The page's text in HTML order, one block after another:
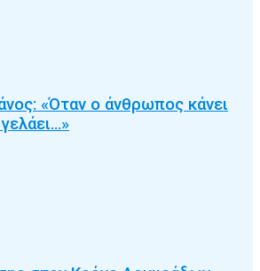
«Όταν ο άνθρωπος κάνει